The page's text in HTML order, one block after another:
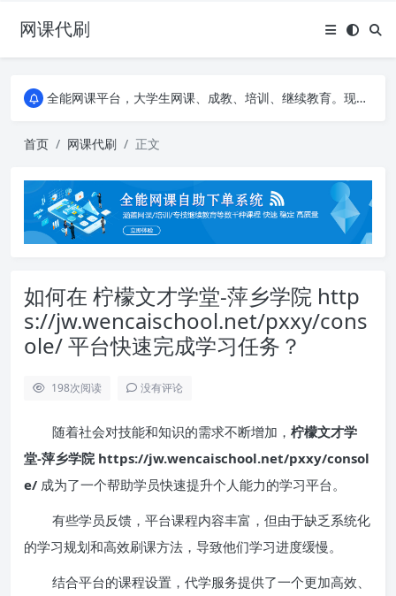
网课代刷
AI论文写作平台，根据真实文献内容生成论文
全能网课平台，大学生网课、成教、培训、继续教育。现已接入代刷代考项目3000+
全能网课平台，大学生网课、成教、培训、继续教育。现已接入代刷代考项目3000+
首页 网课代刷 正文
如何在 柠檬文才学堂-萍乡学院 http
s://jw.wencaischool.net/pxxy/cons
ole/ 平台快速完成学习任务？
198次阅读 没有评论
随着社会对技能和知识的需求不断增加， 柠檬文才学
堂-萍乡学院 https://jw.wencaischool.net/pxxy/consol
e/ 成为了一个帮助学员快速提升个人能力的学习平台。
有些学员反馈，平台课程内容丰富，但由于缺乏系统化
的学习规划和高效刷课方法，导致他们学习进度缓慢。
结合平台的课程设置，代学服务提供了一个更加高效、